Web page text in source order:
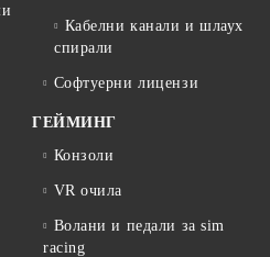
Кабелни канали и шлаух
спирали
Софтуерни лицензи
ГЕЙМИНГ
Конзоли
VR очила
Волани и педали за sim
racing